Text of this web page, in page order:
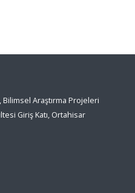
Araştırma Projeleri
Giriş Katı, Ortahisar